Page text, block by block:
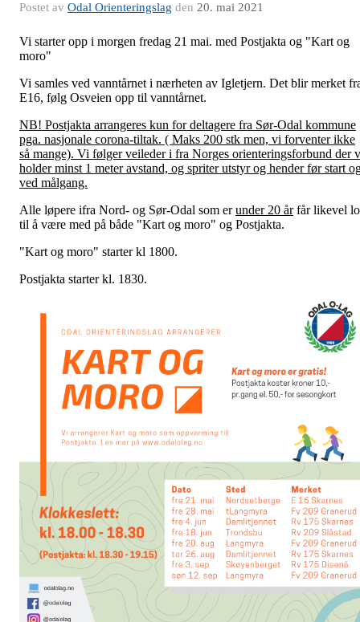
Postet av Odal Orienteringslag den 20. mai 2021
Vi starter opp i morgen fredag 21 mai. med Postjakta og "Kart og
moro"
Vi samles ved vanntårnet i nærheten av Igletjern. Det blir merket
E16, følg Osveien opp til vanntårnet.
NB! Postjakta arrangeres kun for deltagere fra Sør-Odal kommune
pga. nasjonale corona-tiltak. ( Maks 200 stk men, vi forventer ikke
så mange). Vi følger veileder i fra Norges orienteringsforbund der
holder minst 1 meter avstand, og spriter utstyr og hender før start
ved målgang.
Alle løpere ifra Nord- og Sør-Odal som erunder 20 årfår likevel
til å være med på både "Kart og moro" og Postjakta.
"Kart og moro" starter kl 1800.
Postjakta starter kl. 1830.